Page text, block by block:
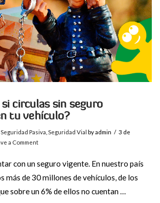
circulas sin seguro
tu vehículo?
Seguridad Pasiva Seguridad Vial by admin
3 de
a Comment
con un seguro vigente. En nuestro país
más de 30 millones de vehículos, de los
sobre un 6% de ellos no cuentan …